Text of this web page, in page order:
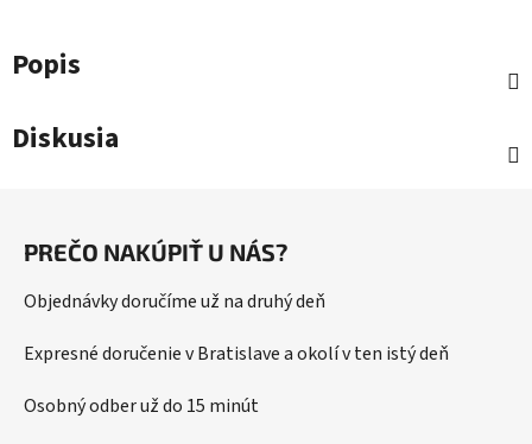
Popis
Diskusia
PREČO NAKÚPIŤ U NÁS?
Objednávky doručíme už na druhý deň
Expresné doručenie v Bratislave a okolí v ten istý deň
Osobný odber už do 15 minút